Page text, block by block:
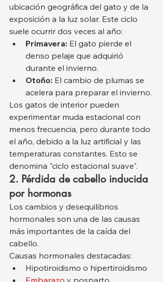
ubicación geográfica del gato y de la
exposición a la luz solar. Este ciclo
suele ocurrir dos veces al año:
Primavera: El gato pierde el
denso pelaje que adquirió
durante el invierno.
Otoño: El cambio de plumas se
acelera para preparar el invierno.
Los gatos de interior pueden
experimentar muda estacional con
menos frecuencia, pero durante todo
el año, debido a la luz artificial y las
temperaturas constantes. Esto se
denomina "ciclo estacional suave".
2. Pérdida de cabello inducida
por hormonas
Los cambios y desequilibrios
hormonales son una de las causas
más importantes de la caída del
cabello.
Causas hormonales destacadas:
Hipotiroidismo o hipertiroidismo
Embarazo y posparto